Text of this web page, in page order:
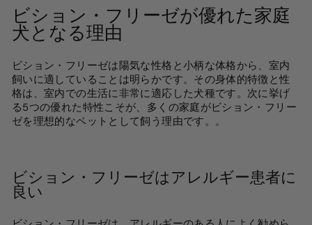
ビション・フリーゼが優れた家庭
犬となる理由
ビション・フリーゼは陽気な性格と小柄な体格から、室内
飼いに適していることは明らかです。その身体的特徴と性
格は、室内での生活に非常に適応した犬種です。次に挙げ
る5つの優れた特性こそが、多くの家庭がビション・フリー
ゼを理想的なペットとして飼う理由です。 。
ビション・フリーゼはアレルギー患者に
良い